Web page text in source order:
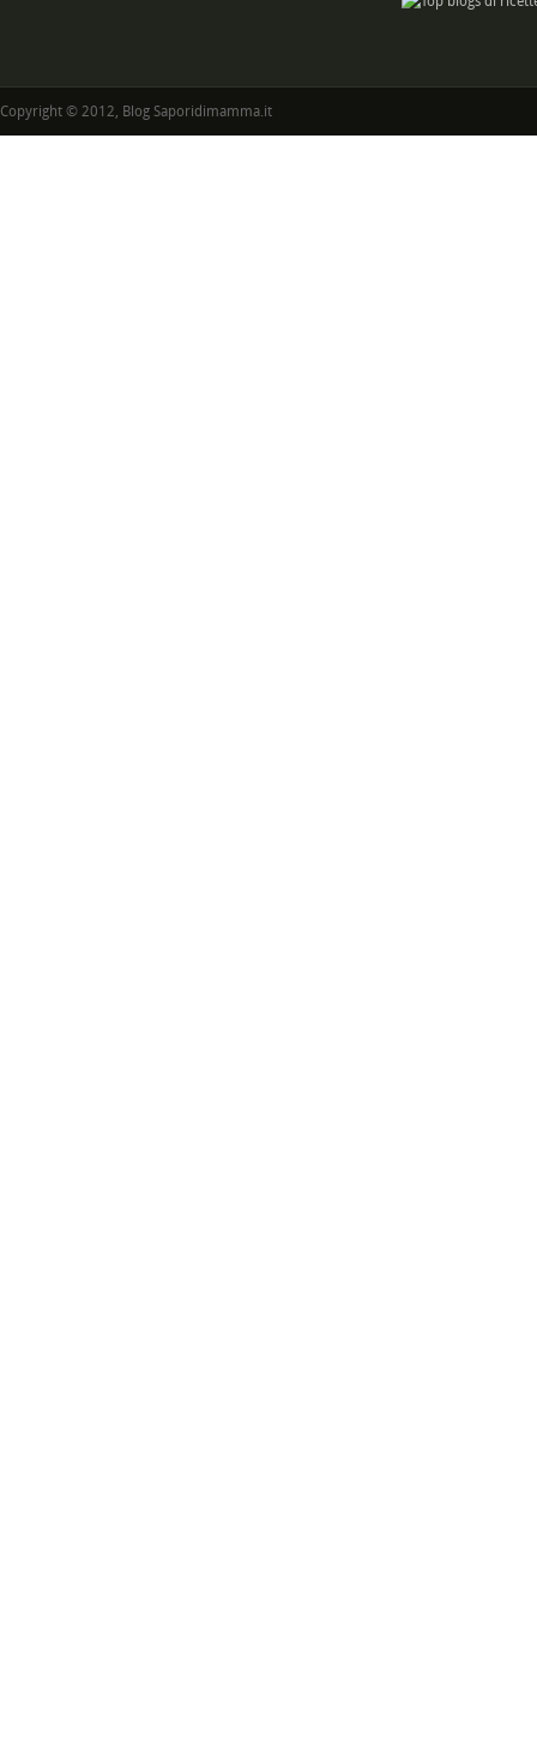
Copyright © 2012, Blog Saporidimamma.it